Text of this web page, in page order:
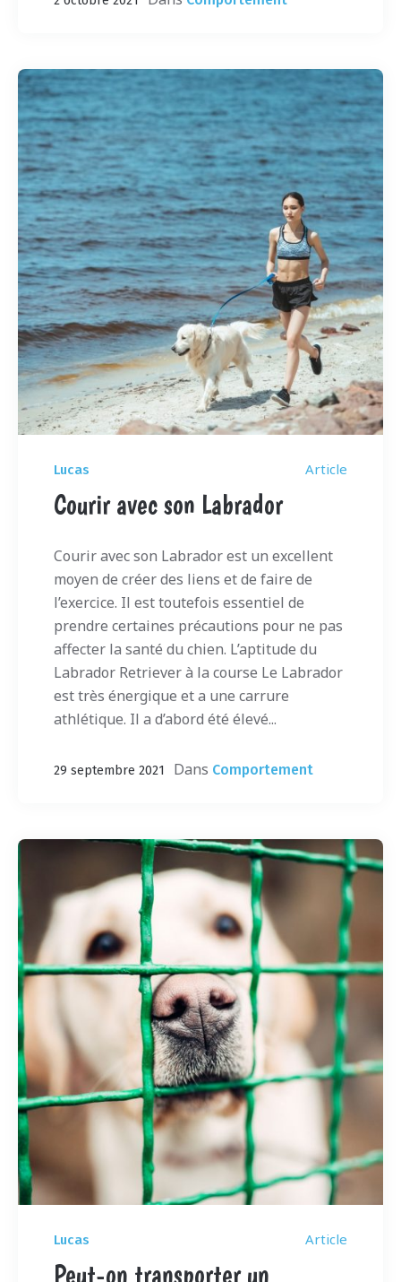
Lucas Article
Courir avec son Labrador
Courir avec son Labrador est un excellent
moyen de créer des liens et de faire de
l’exercice. Il est toutefois essentiel de
prendre certaines précautions pour ne pas
affecter la santé du chien. L’aptitude du
Labrador Retriever à la course Le Labrador
est très énergique et a une carrure
athlétique. Il a d’abord été élevé...
29 septembre 2021 Dans Comportement
Lucas Article
Peut-on transporter un